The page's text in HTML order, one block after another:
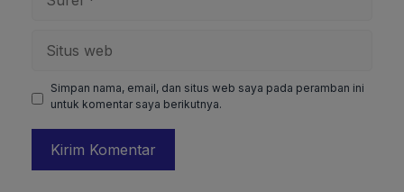
web
Simpan nama, email, dan situs web saya pada peramban ini
untuk komentar saya berikutnya.